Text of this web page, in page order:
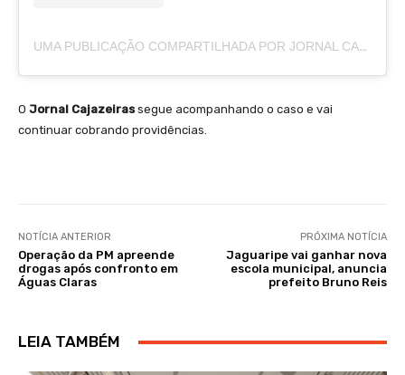
UMA PUBLICAÇÃO COMPARTILHADA POR JORNAL CAJAZEIRAS (@JORNALCAJAZEIRAS)
O Jornal Cajazeirassegue acompanhando o caso e vai
continuar cobrando providências.
NOTÍCIA ANTERIOR
Operação da PM apreende
drogas após confronto em
Águas Claras
PRÓXIMA NOTÍCIA
Jaguaripe vai ganhar nova
escola municipal, anuncia
prefeito Bruno Reis
LEIA TAMBÉM